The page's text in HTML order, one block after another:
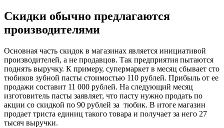
Скидки обычно предлагаются
производителями
Основная часть скидок в магазинах является инициативой
производителей, а не продавцов. Так предприятия пытаются
поднять выручку. К примеру, супермаркет в месяц сбывает сто
тюбиков зубной пасты стоимостью 110 рублей. Прибыль от ее
продажи составит 11 000 рублей. На следующий месяц
изготовитель пасты заявляет, что пасту нужно продать по
акции со скидкой по 90 рублей за тюбик. В итоге магазин
продает триста единиц такого товара и получает за него 27
тысяч выручки.